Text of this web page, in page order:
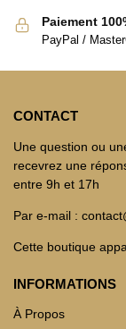
Paiement
PayPal /
CONTACT
Une question ou
recevrez une
entre 9h et 17h
Par e-mail :
Cette boutique
INFORMATIONS
À Propos